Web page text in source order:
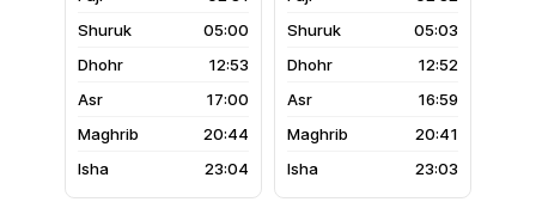
05:00
12:53
17:00
20:44
23:04
05:03
12:52
16:59
20:41
23:03